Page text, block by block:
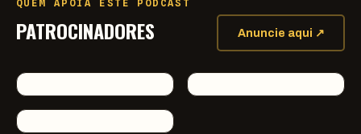
QUEM APOIA ESTE PODCAST
PATROCINADORES Anuncie aqui ↗